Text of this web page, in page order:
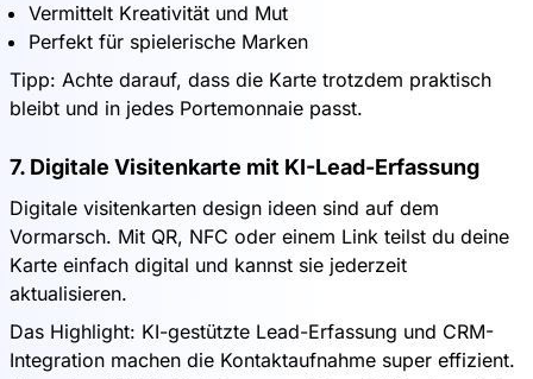
Vermittelt Kreativität und Mut
Perfekt für spielerische Marken
Tipp: Achte darauf, dass die Karte trotzdem praktisch
bleibt und in jedes Portemonnaie passt.
7. Digitale Visitenkarte mit KI-Lead-Erfassung
Digitale visitenkarten design ideen sind auf dem
Vormarsch. Mit QR, NFC oder einem Link teilst du deine
Karte einfach digital und kannst sie jederzeit
aktualisieren.
Das Highlight: KI-gestützte Lead-Erfassung und CRM-
Integration machen die Kontaktaufnahme super effizient.